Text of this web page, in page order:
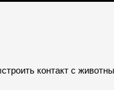
контакт с